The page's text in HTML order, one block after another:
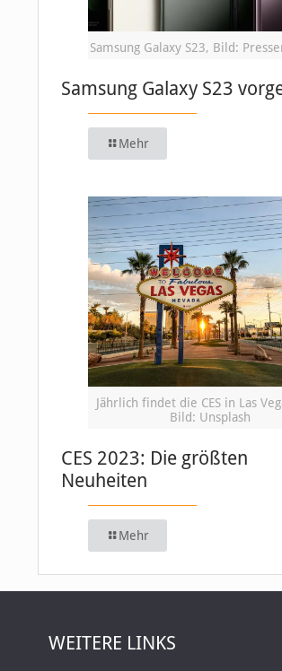
Samsung Galaxy S23, Bild:
Samsung Galaxy S23
Mehr
Jährlich findet die CES in Las
Bild: Unsplash
CES 2023: Die größten
Neuheiten
Mehr
WEITERE LINKS